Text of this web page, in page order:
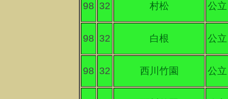
98 32 村松 公立
98 32 白根 公立
98 32 西川竹園 公立